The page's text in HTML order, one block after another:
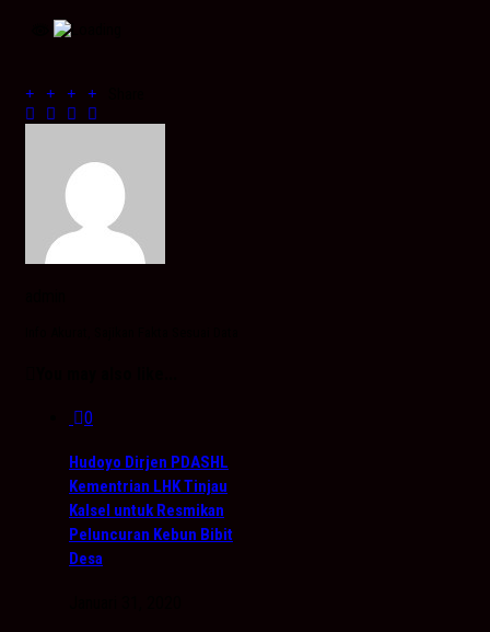
0
Hudoyo Dirjen PDASHL
Kementrian LHK Tinjau
Kalsel untuk Resmikan
Peluncuran Kebun Bibit
Desa